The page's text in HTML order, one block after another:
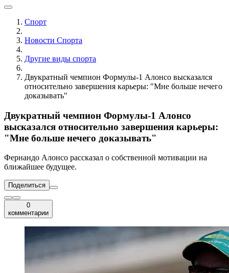
Спорт
Новости Cпорта
Другие виды спорта
Двукратный чемпион Формулы-1 Алонсо высказался
относительно завершения карьеры: "Мне больше нечего
доказывать"
Двукратный чемпион Формулы-1 Алонсо
высказался относительно завершения карьеры:
"Мне больше нечего доказывать"
Фернандо Алонсо рассказал о собственной мотивации на
ближайшее будущее.
Поделиться
0
комментарии